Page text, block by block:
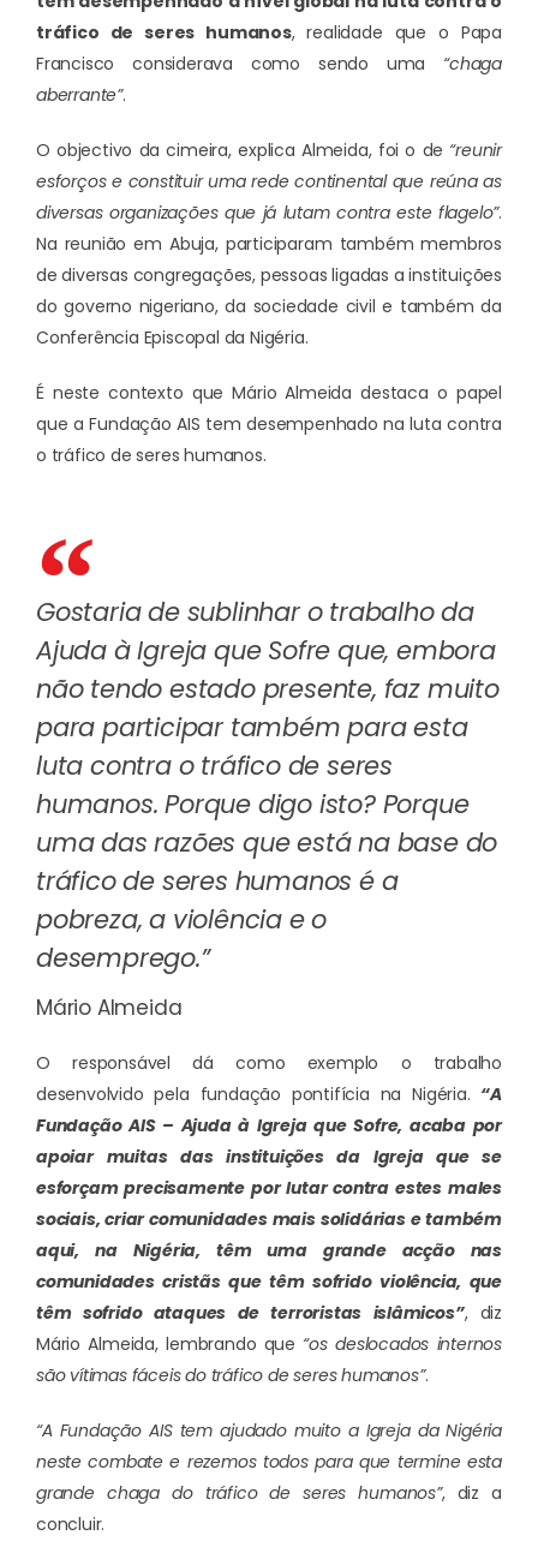
tráfico de seres humanos, realidade que o Papa
Francisco considerava como sendo uma “chaga
aberrante”.
O objectivo da cimeira, explica Almeida, foi o de “reunir
esforços e constituir uma rede continental que reúna as
diversas organizações que já lutam contra este flagelo”.
Na reunião em Abuja, participaram também membros
de diversas congregações, pessoas ligadas a instituições
do governo nigeriano, da sociedade civil e também da
Conferência Episcopal da Nigéria.
É neste contexto que Mário Almeida destaca o papel
que a Fundação AIS tem desempenhado na luta contra
o tráfico de seres humanos.
Gostaria de sublinhar o trabalho da
Ajuda à Igreja que Sofre que, embora
não tendo estado presente, faz muito
para participar também para esta
luta contra o tráfico de seres
humanos. Porque digo isto? Porque
uma das razões que está na base do
tráfico de seres humanos é a
pobreza, a violência e o
desemprego.”
Mário Almeida
O responsável dá como exemplo o trabalho
desenvolvido pela fundação pontifícia na Nigéria. “A
Fundação AIS – Ajuda à Igreja que Sofre, acaba por
apoiar muitas das instituições da Igreja que se
esforçam precisamente por lutar contra estes males
sociais, criar comunidades mais solidárias e também
aqui, na Nigéria, têm uma grande acção nas
comunidades cristãs que têm sofrido violência, que
têm sofrido ataques de terroristas islâmicos”, diz
Mário Almeida, lembrando que “os deslocados internos
são vítimas fáceis do tráfico de seres humanos”.
“A Fundação AIS tem ajudado muito a Igreja da Nigéria
neste combate e rezemos todos para que termine esta
grande chaga do tráfico de seres humanos”, diz a
concluir.